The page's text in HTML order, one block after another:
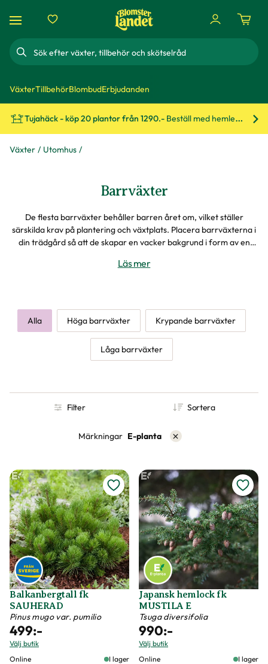
Sök
VäxterTillbehörBlombudErbjudanden
Tujahäck - köp 20 plantor från 1290.- Beställ med hemleverans!
Växter Utomhus
Barrväxter
De flesta barrväxter behåller barren året om, vilket ställer
särskilda krav på plantering och växtplats. Placera barrväxterna i
din trädgård så att de skapar en vacker bakgrund i form av en
Läs mer
Alla Höga barrväxter Krypande barrväxter
Låga barrväxter
Filter Sortera
Märkningar E-planta
Ta bort filter
Balkanbergtall fk
SAUHERAD
Pinus mugo var. pumilio
499:-
Välj butik
Online
I lager
Japansk hemlock fk
MUSTILA E
Tsuga diversifolia
990:-
Välj butik
Online
I lager